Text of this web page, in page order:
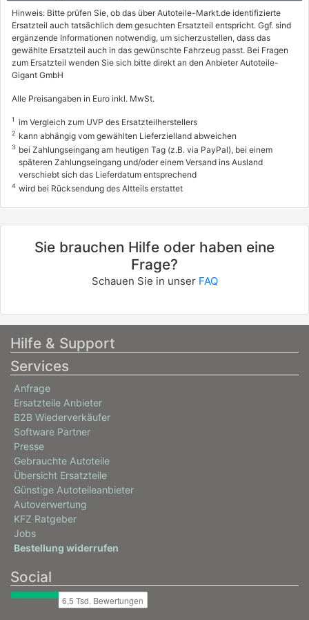
Hinweis: Bitte prüfen Sie, ob das über Autoteile-Markt.de identifizierte
Ersatzteil auch tatsächlich dem gesuchten Ersatzteil entspricht. Ggf. sind
ergänzende Informationen notwendig, um sicherzustellen, dass das
gewählte Ersatzteil auch in das gewünschte Fahrzeug passt. Bei Fragen
zum Ersatzteil wenden Sie sich bitte direkt an den Anbieter Autoteile-
Gigant GmbH
Alle Preisangaben in Euro inkl. MwSt.
1 im Vergleich zum UVP des Ersatzteilherstellers
2 kann abhängig vom gewählten Lieferzielland abweichen
3 bei Zahlungseingang am heutigen Tag (z.B. via PayPal), bei einem
späteren Zahlungseingang und/oder einem Versand ins Ausland
verschiebt sich das Lieferdatum entsprechend
4 wird bei Rücksendung des Altteils erstattet
Sie brauchen Hilfe oder haben eine
Frage?
Schauen Sie in unser FAQ
Hilfe & Support
Services
Anfrage
Ersatzteile Anbieter
B2B Wiederverkäufer
Software Partner
Presse
Gebrauchte Autoteile
Übersicht Ersatzteile
Günstige Autoteileanbieter
Autoverwertung
KFZ Ratgeber
Jobs
Bestellung widerrufen
Social